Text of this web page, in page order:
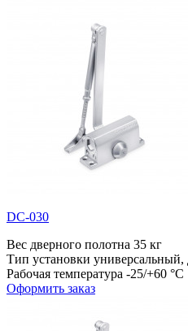
DC-030
Вес дверного полотна 35 кг
Тип установки универсальный,
Рабочая температура -25/+60 °С
Оформить заказ